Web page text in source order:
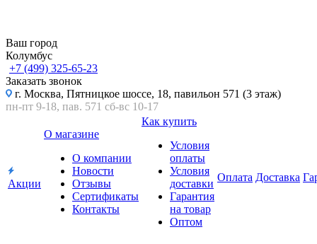
Ваш город
Колумбус
+7 (499) 325-65-23
Заказать звонок
г. Москва, Пятницкое шоссе, 18, павильон 571 (3 этаж)
пн-пт 9-18, пав. 571 сб-вс 10-17
Акции
О магазине
О компании
Новости
Отзывы
Сертификаты
Контакты
Как купить
Условия
оплаты
Условия
доставки
Гарантия
на товар
Оптом
Оплата Доставка